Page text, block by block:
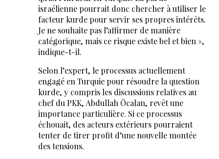
israélienne pourrait donc chercher à utiliser le
facteur kurde pour servir ses propres intérêts.
Je ne souhaite pas l’affirmer de manière
catégorique, mais ce risque existe bel et bien »,
indique-t-il.
Selon l’expert, le processus actuellement
engagé en Turquie pour résoudre la question
kurde, y compris les discussions relatives au
chef du PKK, Abdullah Öcalan, revêt une
importance particulière. Si ce processus
échouait, des acteurs extérieurs pourraient
tenter de tirer profit d’une nouvelle montée
des tensions.